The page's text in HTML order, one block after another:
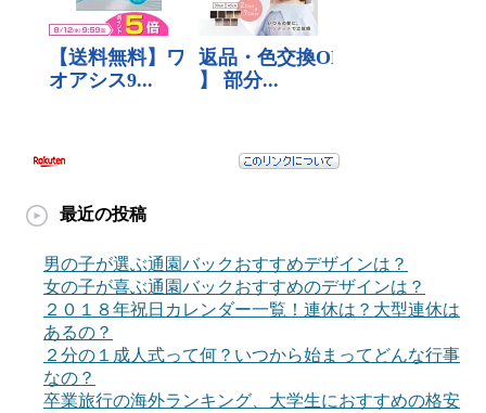
最近の投稿
男の子が選ぶ通園バックおすすめデザインは？
女の子が喜ぶ通園バックおすすめのデザインは？
２０１８年祝日カレンダー一覧！連休は？大型連休は
あるの？
２分の１成人式って何？いつから始まってどんな行事
なの？
卒業旅行の海外ランキング、大学生におすすめの格安